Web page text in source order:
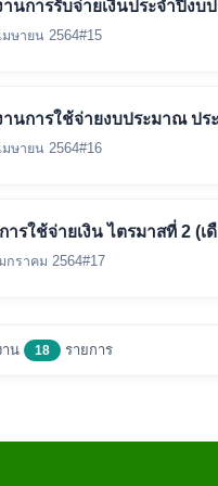
านการรับจ่ายเงินประจำปีงบ
มษายน 2564#15
านการใช้จ่ายงบประมาณ ปร
มษายน 2564#16
ารใช้จ่ายเงิน ไตรมาสที่ 2 (
กราคม 2564#17
าน 18 รายการ